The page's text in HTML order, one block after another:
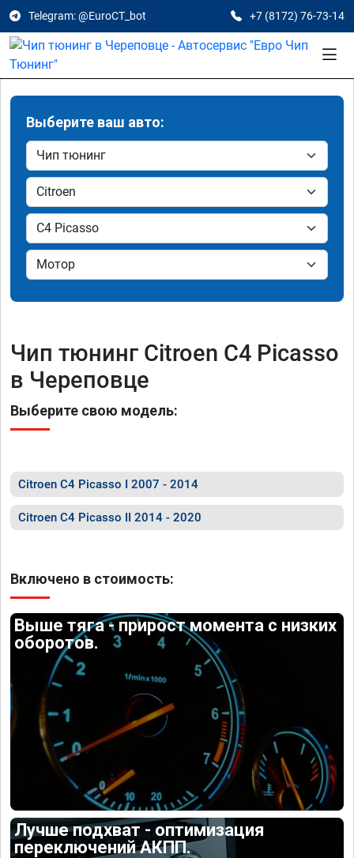
Telegram: @EuroCT_bot +7 (8172) 76-73-14
Выберите ваш авто:
Чип тюнинг Citroen C4 Picasso
в Череповце
Выберите свою модель:
Citroen C4 Picasso I 2007 - 2014
Citroen C4 Picasso II 2014 - 2020
Включено в стоимость:
Выше тяга - прирост момента с низких
оборотов.
Лучше подхват - оптимизация
переключений АКПП.